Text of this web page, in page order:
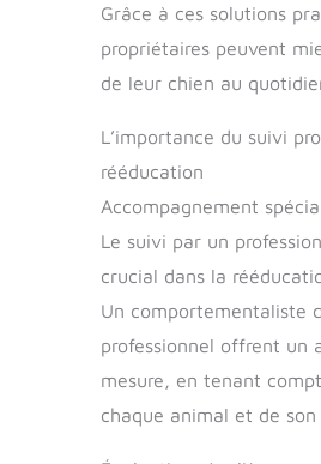
Grâce à ces solutions
propriétaires peuvent
de leur chien au
L’importance du suivi
rééducation
Accompagnement
Le suivi par un
crucial dans la
Un comportementaliste
professionnel offrent un
mesure, en tenant
chaque animal et de